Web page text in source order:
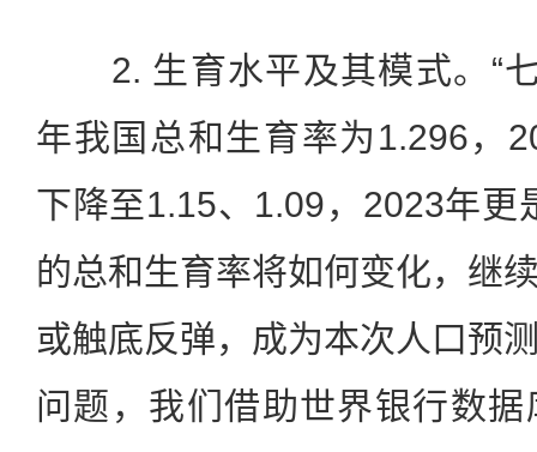
2. 生育水平及其模式。“七
年我国总和生育率为1.296，
下降至1.15、1.09，2023年更
的总和生育率将如何变化，继
或触底反弹，成为本次人口预
问题，我们借助世界银行数